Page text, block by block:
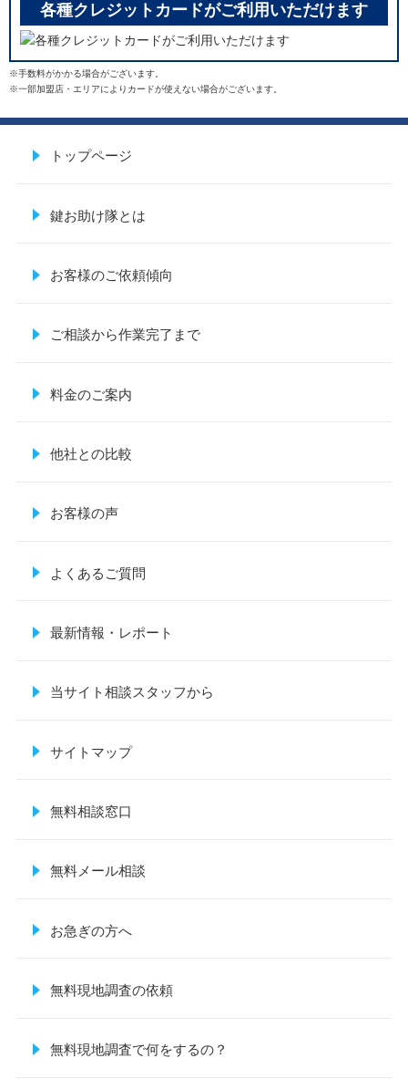
各種クレジットカードがご利用いただけます
※手数料がかかる場合がございます。
※一部加盟店・エリアによりカードが使えない場合がございます。
トップページ
鍵お助け隊とは
お客様のご依頼傾向
ご相談から作業完了まで
料金のご案内
他社との比較
お客様の声
よくあるご質問
最新情報・レポート
当サイト相談スタッフから
サイトマップ
無料相談窓口
無料メール相談
お急ぎの方へ
無料現地調査の依頼
無料現地調査で何をするの？